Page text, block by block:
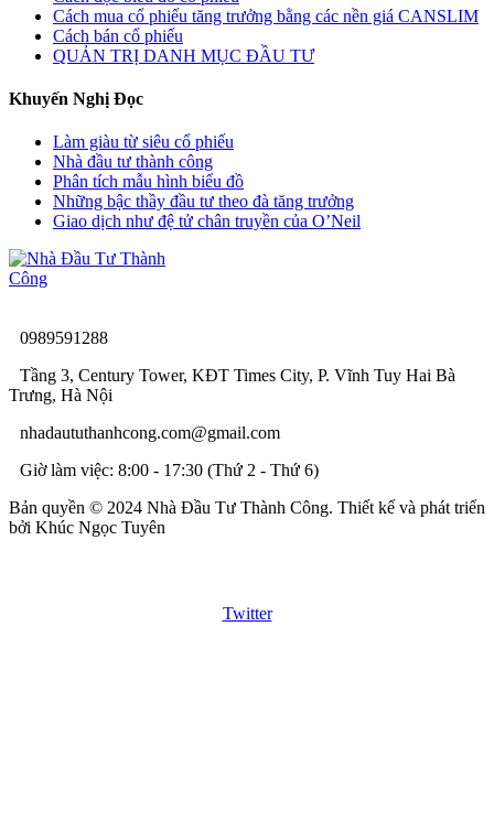
Cách mua cổ phiếu tăng trưởng bằng các nền giá CANSLIM
Cách bán cổ phiếu
QUẢN TRỊ DANH MỤC ĐẦU TƯ
Khuyến Nghị Đọc
Làm giàu từ siêu cổ phiếu
Nhà đầu tư thành công
Phân tích mẫu hình biểu đồ
Những bậc thầy đầu tư theo đà tăng trưởng
Giao dịch như đệ tử chân truyền của O’Neil
0989591288
Tầng 3, Century Tower, KĐT Times City, P. Vĩnh Tuy Hai Bà
Trưng, Hà Nội
nhadaututhanhcong.com@gmail.com
Giờ làm việc: 8:00 - 17:30 (Thứ 2 - Thứ 6)
Bản quyền © 2024 Nhà Đầu Tư Thành Công. Thiết kế và phát triển
bởi Khúc Ngọc Tuyên
Twitter